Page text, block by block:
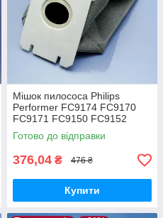
Мішок пилососа Philips
Performer FC9174 FC9170
FC9171 FC9150 FC9152
FC9160 FC9162 FC9166
FC9173 FC9175 FC9176
багаторазовий
Готово до відправки
376,04 ₴ 476 ₴
Купити